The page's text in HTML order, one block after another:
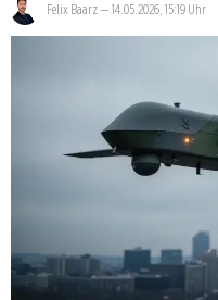
Felix Baarz— 14.05.2026, 15:19 Uhr